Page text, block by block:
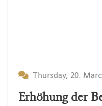
Thursday, 20.
Erhöhung der